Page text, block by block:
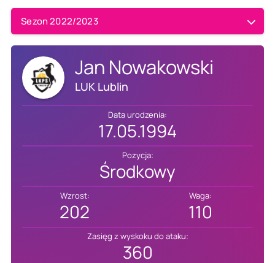
Sezon 2022/2023
Jan Nowakowski
LUK Lublin
Data urodzenia:
17.05.1994
Pozycja:
Środkowy
Wzrost:
202
Waga:
110
Zasięg z wyskoku do ataku:
360